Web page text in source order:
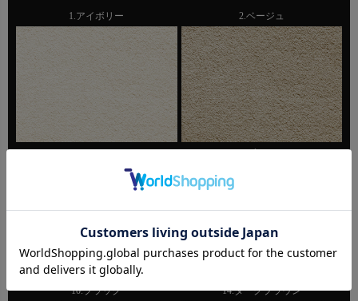
1.アイボリー 2.ベージュ
6.チャコール 8.ブラウン
10.ブラック 14.ダークブラウン